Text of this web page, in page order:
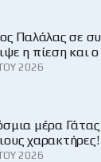
Παλάλας σε
η πίεση και
2026
μέρα
χαρακτήρες!
2026